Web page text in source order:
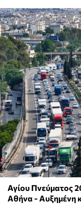
Αγίου Πνεύματος
Αθήνα - Αυξημένη